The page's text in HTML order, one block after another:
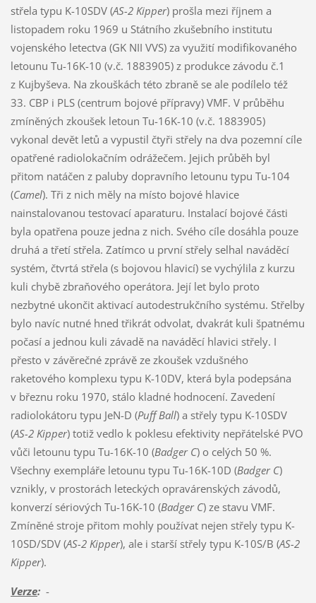
střela typu K-10SDV (AS-2 Kipper) prošla mezi říjnem a
listopadem roku 1969 u Státního zkušebního institutu
vojenského letectva (GK NII VVS) za využití modifikovaného
letounu Tu-16K-10 (v.č. 1883905) z produkce závodu č.1
z Kujbyševa. Na zkouškách této zbraně se ale podílelo též
33. CBP i PLS (centrum bojové přípravy) VMF. V průběhu
zmíněných zkoušek letoun Tu-16K-10 (v.č. 1883905)
vykonal devět letů a vypustil čtyři střely na dva pozemní cíle
opatřené radiolokačním odrážečem. Jejich průběh byl
přitom natáčen z paluby dopravního letounu typu Tu-104
(Camel). Tři z nich měly na místo bojové hlavice
nainstalovanou testovací aparaturu. Instalací bojové části
byla opatřena pouze jedna z nich. Svého cíle dosáhla pouze
druhá a třetí střela. Zatímco u první střely selhal naváděcí
systém, čtvrtá střela (s bojovou hlavicí) se vychýlila z kurzu
kuli chybě zbraňového operátora. Její let bylo proto
nezbytné ukončit aktivací autodestrukčního systému. Střelby
bylo navíc nutné hned třikrát odvolat, dvakrát kuli špatnému
počasí a jednou kuli závadě na naváděcí hlavici střely. I
přesto v závěrečné zprávě ze zkoušek vzdušného
raketového komplexu typu K-10DV, která byla podepsána
v březnu roku 1970, stálo kladné hodnocení. Zavedení
radiolokátoru typu JeN-D (Puff Ball) a střely typu K-10SDV
(AS-2 Kipper) totiž vedlo k poklesu efektivity nepřátelské PVO
vůči letounu typu Tu-16K-10 (Badger C) o celých 50 %.
Všechny exempláře letounu typu Tu-16K-10D (Badger C)
vznikly, v prostorách leteckých opravárenských závodů,
konverzí sériových Tu-16K-10 (Badger C) ze stavu VMF.
Zmíněné stroje přitom mohly používat nejen střely typu K-
10SD/SDV (AS-2 Kipper), ale i starší střely typu K-10S/B (AS-2
Kipper).
Verze:-